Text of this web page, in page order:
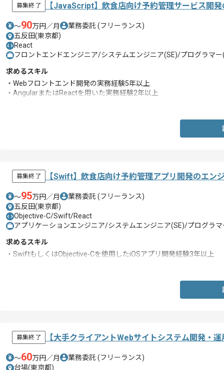
募集終了 【JavaScript】飲食店向け予約管理サービス開
〜90万円／月 業務委託 (フリーランス)
五反田(東京都)
React
フロントエンドエンジニア/システムエンジニア(SE)/プログラマー
求めるスキル
・Webフロントエンド開発の実務経験5年以上
・AngularまたはReactを用いた実務経験2年以上
募集終了 【Swift】飲食店向け予約管理アプリ開発のエン
〜95万円／月 業務委託 (フリーランス)
五反田(東京都)
Objective-C/Swift/React
アプリケーションエンジニア/システムエンジニア(SE)/プログラマ
求めるスキル
・SwiftもしくはObjective-Cを使用したiOSアプリ開発経験3年以上
募集終了 【大手クライアントWebサイトシステム開発・
〜60万円／月 業務委託 (フリーランス)
台場(東京都)